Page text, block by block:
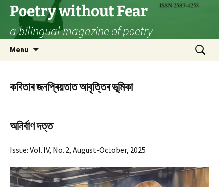
Skip
content
Poetry without Fear
a bilingual magazine of poetry
Menu
Search
for:
কবিতাৰ জনপ্ৰিয়তাত আবৃত্তিৰ ভূমিকা
অনিৰ্বাণ দত্ত
Issue: Vol. IV, No. 2, August-October, 2025